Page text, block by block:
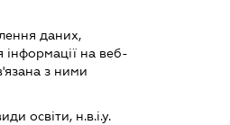
даних,
інформації на веб-
з ними
освіти, н.в.і.у.